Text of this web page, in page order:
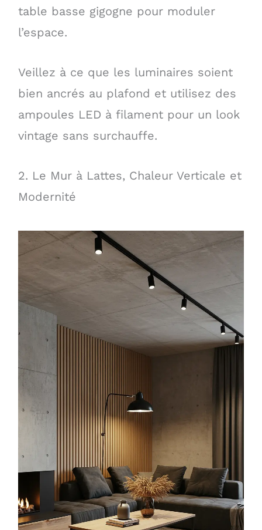
table basse gigogne pour moduler
l’espace.
Veillez à ce que les luminaires soient
bien ancrés au plafond et utilisez des
ampoules LED à filament pour un look
vintage sans surchauffe.
2. Le Mur à Lattes, Chaleur Verticale et
Modernité